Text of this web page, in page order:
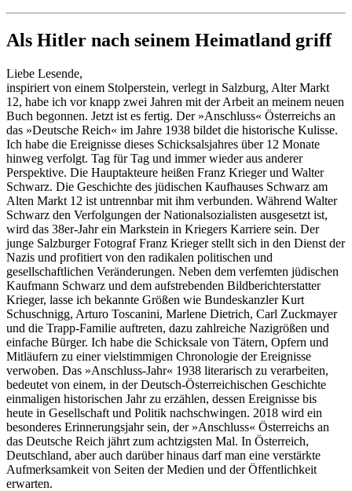
Als Hitler nach seinem Heimatland griff
Liebe Lesende,
inspiriert von einem Stolperstein, verlegt in Salzburg, Alter Markt
12, habe ich vor knapp zwei Jahren mit der Arbeit an meinem neuen
Buch begonnen. Jetzt ist es fertig. Der »Anschluss« Österreichs an
das »Deutsche Reich« im Jahre 1938 bildet die historische Kulisse.
Ich habe die Ereignisse dieses Schicksalsjahres über 12 Monate
hinweg verfolgt. Tag für Tag und immer wieder aus anderer
Perspektive. Die Hauptakteure heißen Franz Krieger und Walter
Schwarz. Die Geschichte des jüdischen Kaufhauses Schwarz am
Alten Markt 12 ist untrennbar mit ihm verbunden. Während Walter
Schwarz den Verfolgungen der Nationalsozialisten ausgesetzt ist,
wird das 38er-Jahr ein Markstein in Kriegers Karriere sein. Der
junge Salzburger Fotograf Franz Krieger stellt sich in den Dienst der
Nazis und profitiert von den radikalen politischen und
gesellschaftlichen Veränderungen. Neben dem verfemten jüdischen
Kaufmann Schwarz und dem aufstrebenden Bildberichterstatter
Krieger, lasse ich bekannte Größen wie Bundeskanzler Kurt
Schuschnigg, Arturo Toscanini, Marlene Dietrich, Carl Zuckmayer
und die Trapp-Familie auftreten, dazu zahlreiche Nazigrößen und
einfache Bürger. Ich habe die Schicksale von Tätern, Opfern und
Mitläufern zu einer vielstimmigen Chronologie der Ereignisse
verwoben. Das »Anschluss-Jahr« 1938 literarisch zu verarbeiten,
bedeutet von einem, in der Deutsch-Österreichischen Geschichte
einmaligen historischen Jahr zu erzählen, dessen Ereignisse bis
heute in Gesellschaft und Politik nachschwingen. 2018 wird ein
besonderes Erinnerungsjahr sein, der »Anschluss« Österreichs an
das Deutsche Reich jährt zum achtzigsten Mal. In Österreich,
Deutschland, aber auch darüber hinaus darf man eine verstärkte
Aufmerksamkeit von Seiten der Medien und der Öffentlichkeit
erwarten.